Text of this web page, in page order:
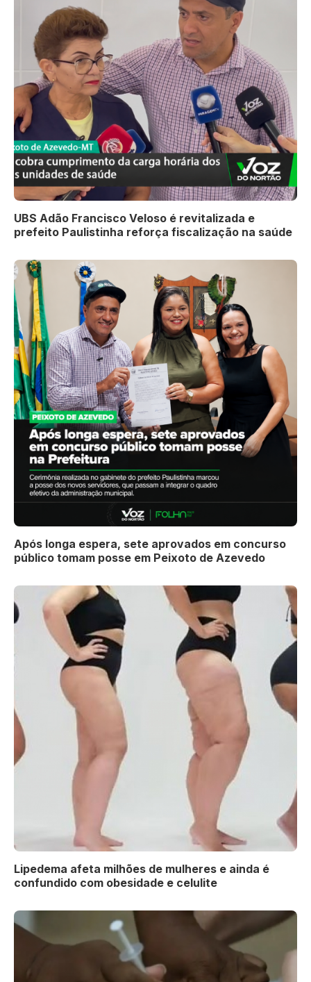
UBS Adão Francisco Veloso é revitalizada e
prefeito Paulistinha reforça fiscalização na saúde
Após longa espera, sete aprovados em concurso
público tomam posse em Peixoto de Azevedo
Lipedema afeta milhões de mulheres e ainda é
confundido com obesidade e celulite